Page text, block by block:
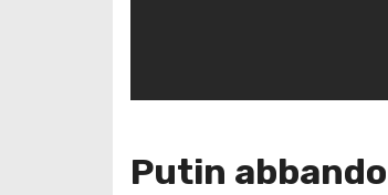
Putin